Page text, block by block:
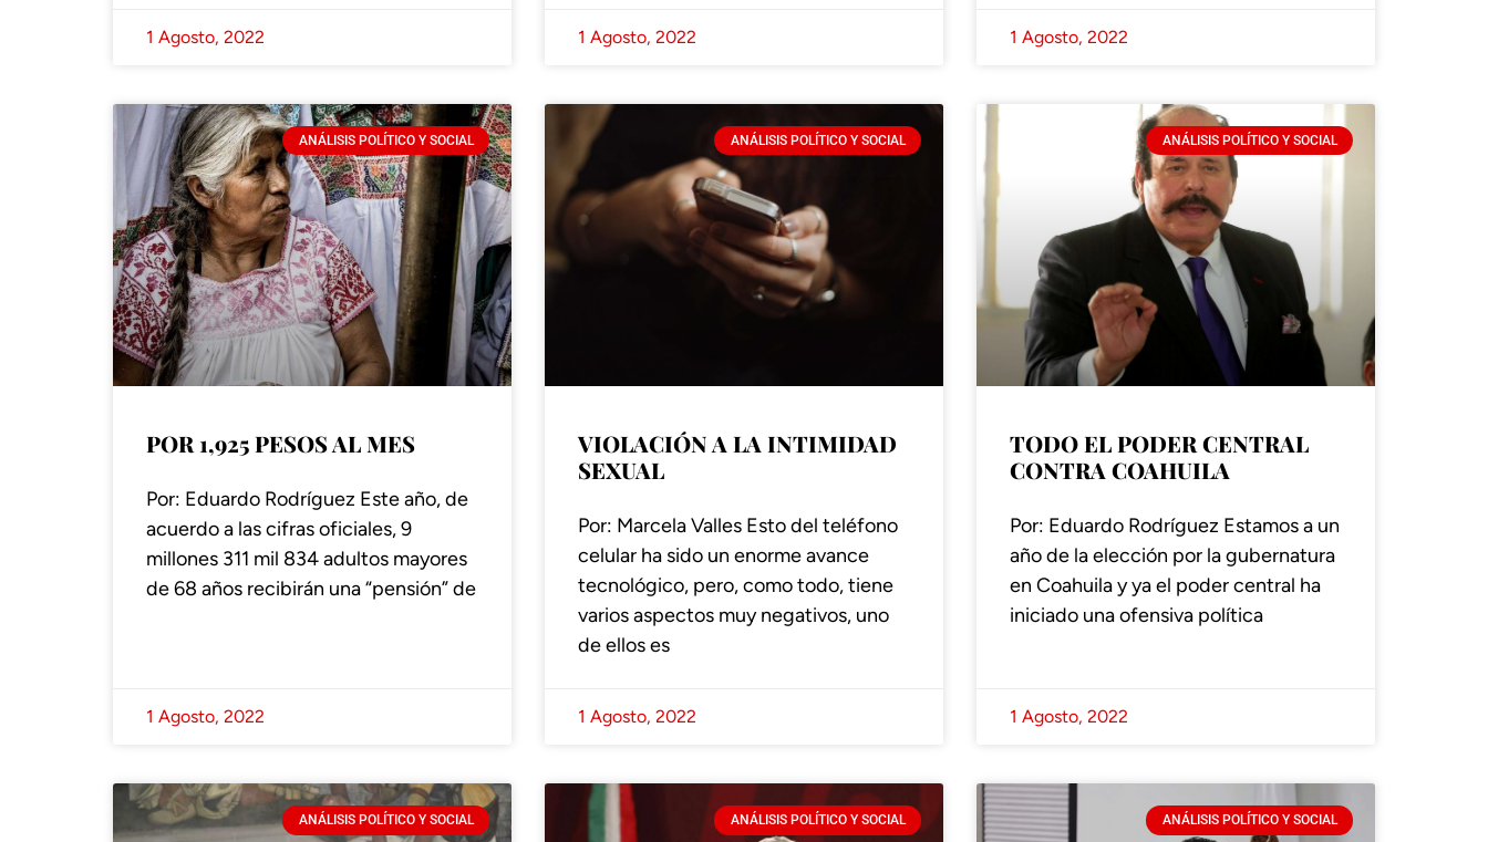
1 Agosto, 2022 1 Agosto, 2022 1 Agosto, 2022
ANÁLISIS POLÍTICO Y SOCIAL
POR 1,925 PESOS AL MES
Por: Eduardo Rodríguez Este año, de
acuerdo a las cifras oficiales, 9
millones 311 mil 834 adultos mayores
de 68 años recibirán una “pensión” de
1 Agosto, 2022
ANÁLISIS POLÍTICO Y SOCIAL
VIOLACIÓN A LA INTIMIDAD
SEXUAL
Por: Marcela Valles Esto del teléfono
celular ha sido un enorme avance
tecnológico, pero, como todo, tiene
varios aspectos muy negativos, uno
de ellos es
1 Agosto, 2022
ANÁLISIS POLÍTICO Y SOCIAL
TODO EL PODER CENTRAL
CONTRA COAHUILA
Por: Eduardo Rodríguez Estamos a un
año de la elección por la gubernatura
en Coahuila y ya el poder central ha
iniciado una ofensiva política
1 Agosto, 2022
ANÁLISIS POLÍTICO Y SOCIAL ANÁLISIS POLÍTICO Y SOCIAL ANÁLISIS POLÍTICO Y SOCIAL